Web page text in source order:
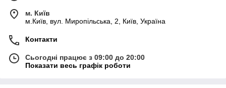
м. Київ
м.Київ, вул. Миропільська, 2, Київ, Україна
Контакти
Сьогодні працює з 09:00 до 20:00
Показати весь графік роботи